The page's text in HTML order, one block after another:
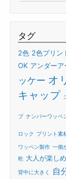
タグ
2色 2色プリン
OK アンダー
ッケー オ
キャップ
ブ ナンバーワッペ
ロック プリント素
ワッペン製作 一個
乾 大人が楽し
背中に大きく 自